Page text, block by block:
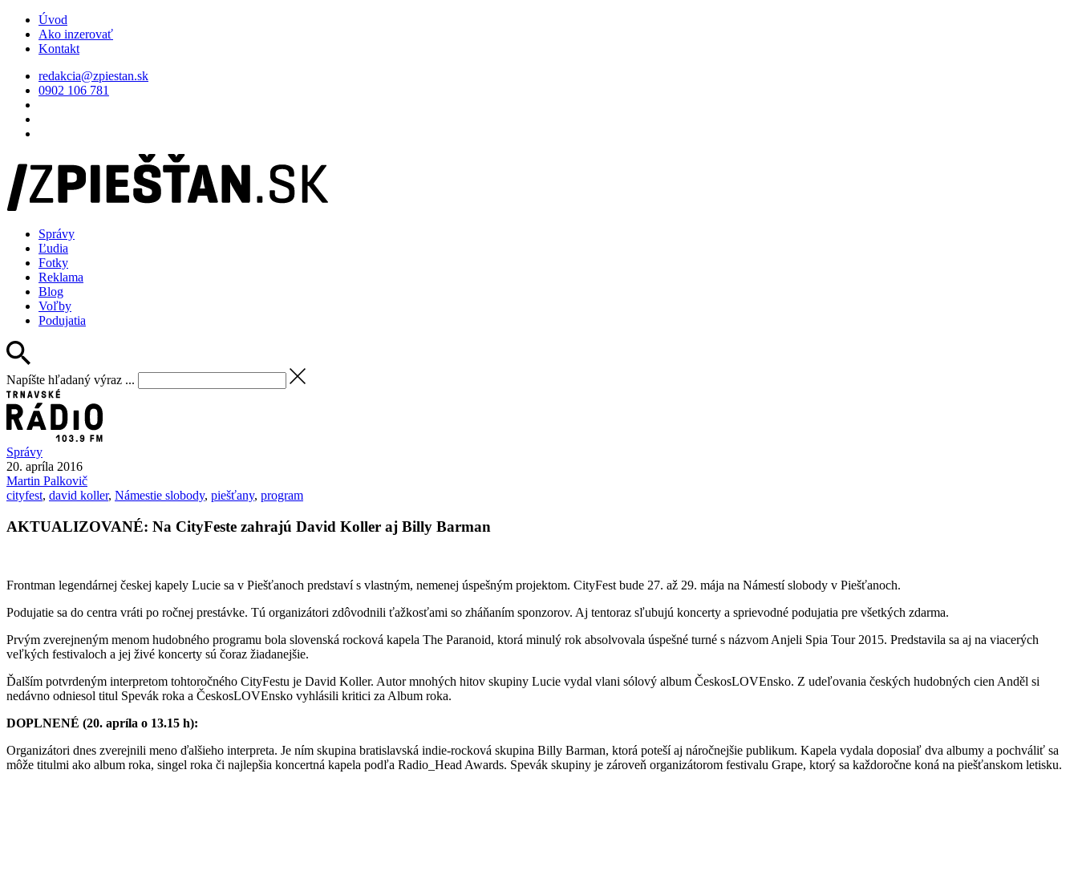
Úvod
Ako inzerovať
Kontakt
redakcia@zpiestan.sk
0902 106 781
Správy
Ľudia
Fotky
Reklama
Blog
Voľby
Podujatia
Napíšte hľadaný výraz ...
Správy
20. apríla 2016
Martin Palkovič
cityfest, david koller, Námestie slobody, piešťany, program
AKTUALIZOVANÉ: Na CityFeste zahrajú David Koller aj Billy Barman
Frontman legendárnej českej kapely Lucie sa v Piešťanoch predstaví s vlastným, nemenej úspešným projektom. CityFest bude 27. až 29. mája na Námestí slobody v Piešťanoch.
Podujatie sa do centra vráti po ročnej prestávke. Tú organizátori zdôvodnili ťažkosťami so zháňaním sponzorov. Aj tentoraz sľubujú koncerty a sprievodné podujatia pre všetkých zdarma.
Prvým zverejneným menom hudobného programu bola slovenská rocková kapela The Paranoid, ktorá minulý rok absolvovala úspešné turné s názvom Anjeli Spia Tour 2015. Predstavila sa aj na viacerých
veľkých festivaloch a jej živé koncerty sú čoraz žiadanejšie.
Ďalším potvrdeným interpretom tohtoročného CityFestu je David Koller. Autor mnohých hitov skupiny Lucie vydal vlani sólový album ČeskosLOVEnsko. Z udeľovania českých hudobných cien Anděl si
nedávno odniesol titul Spevák roka a ČeskosLOVEnsko vyhlásili kritici za Album roka.
DOPLNENÉ (20. apríla o 13.15 h):
Organizátori dnes zverejnili meno ďalšieho interpreta. Je ním skupina bratislavská indie-rocková skupina Billy Barman, ktorá poteší aj náročnejšie publikum. Kapela vydala doposiaľ dva albumy a pochváliť sa
môže titulmi ako album roka, singel roka či najlepšia koncertná kapela podľa Radio_Head Awards. Spevák skupiny je zároveň organizátorom festivalu Grape, ktorý sa každoročne koná na piešťanskom letisku.